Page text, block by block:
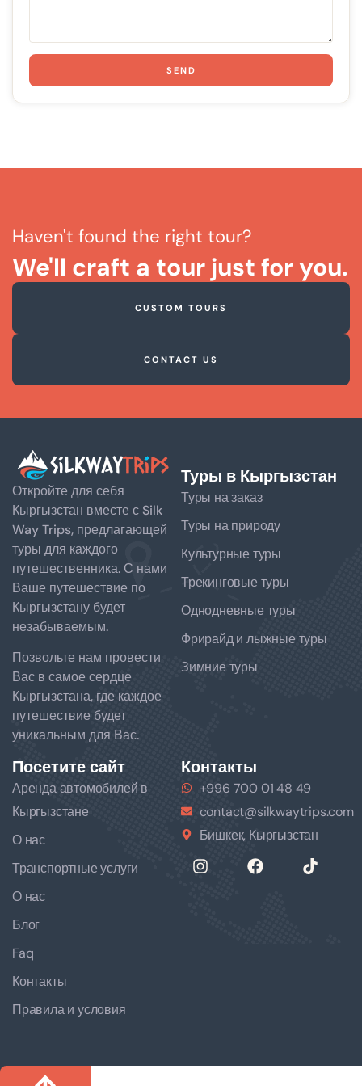
Walking poles if needed
SEND
Haven't found the right tour?
We'll craft a tour just for you.
CUSTOM TOURS
CONTACT US
Откройте для себя
Кыргызстан вместе с Silk
Way Trips, предлагающей
туры для каждого
путешественника. С нами
Ваше путешествие по
Кыргызстану будет
незабываемым.
Позвольте нам провести
Вас в самое сердце
Кыргызстана, где каждое
путешествие будет
уникальным для Вас.
Туры в Кыргызстан
Туры на заказ
Туры на природу
Культурные туры
Трекинговые туры
Однодневные туры
Фрирайд и лыжные туры
Зимние туры
Посетите сайт
Аренда автомобилей в
Кыргызстане
О нас
Транспортные услуги
О нас
Блог
Faq
Контакты
Правила и условия
Контакты
+996 700 01 48 49
contact@silkwaytrips.com
Бишкек, Кыргызстан